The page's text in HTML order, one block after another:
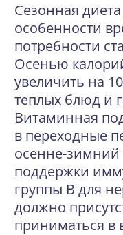
Сезонная диета
особенности
потребности
Осенью
увеличить на
теплых блюд и
Витаминная
в переходные
осенне-зимний
поддержки
группы B для
должно
приниматься в